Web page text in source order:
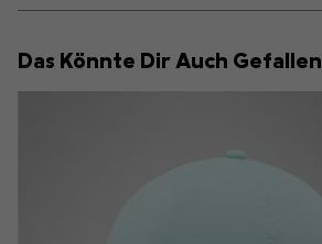
Das Könnte Dir Auch Gefallen